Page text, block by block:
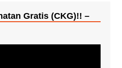
Gratis (CKG)!! –